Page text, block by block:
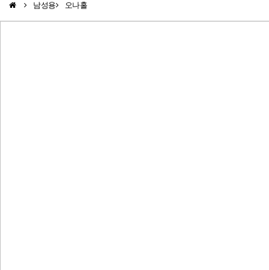
남성용
오나홀